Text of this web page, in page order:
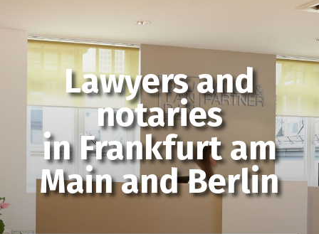
Lawyers and
notaries
in Frankfurt am
Main and Berlin